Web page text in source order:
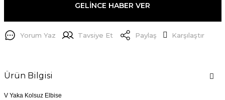
GELİNCE HABER VER
Yorum Yaz Tavsiye Et Paylaş Karşılaştır
Ürün Bilgisi
V Yaka Kolsuz Elbise